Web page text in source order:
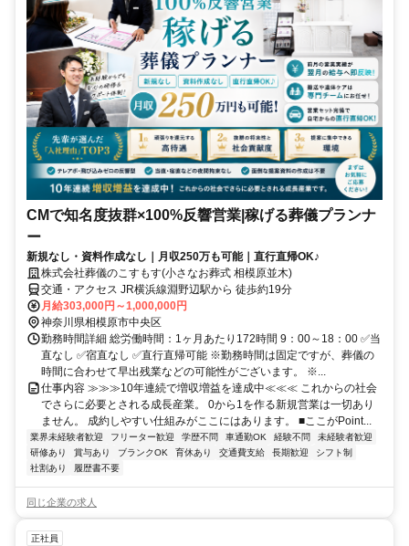
CMで知名度抜群×100%反響営業|稼げる葬儀プランナ
ー
新規なし・資料作成なし｜月収250万も可能｜直行直帰OK♪
株式会社葬儀のこすもす(小さなお葬式 相模原並木)
交通・アクセス JR横浜線淵野辺駅から 徒歩約19分
月給303,000円～1,000,000円
神奈川県相模原市中央区
勤務時間詳細 総労働時間：1ヶ月あたり172時間 9：00～18：00 ✅当
直なし ✅宿直なし ✅直行直帰可能 ※勤務時間は固定ですが、葬儀の
時間に合わせて早出残業などの可能性がございます。 ※...
仕事内容 ≫≫≫10年連続で増収増益を達成中≪≪≪ これからの社会
でさらに必要とされる成長産業。 0から1を作る新規営業は一切あり
ません。 成約しやすい仕組みがここにはあります。 ■ここがPoint...
業界未経験者歓迎 フリーター歓迎 学歴不問 車通勤OK 経験不問
未経験者歓迎
研修あり
賞与あり ブランクOK 育休あり 交通費支給 長期歓迎
シフト制
社割あり
履歴書不要
同じ企業の求人
正社員